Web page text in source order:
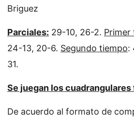
Briguez
Parciales: 29-10, 26-2. Primer
24-13, 20-6. Segundo tiempo:
31.
Se juegan los
De acuerdo al formato de